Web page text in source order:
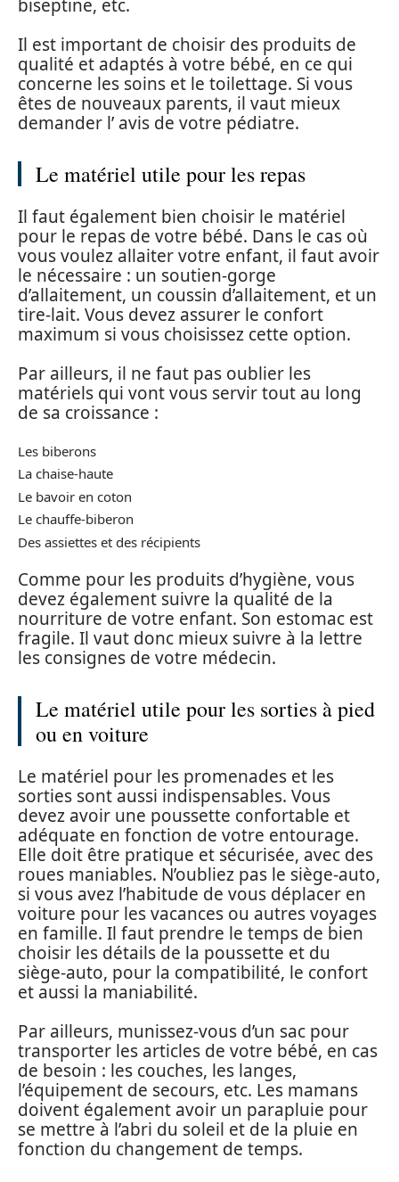
biseptine, etc.
Il est important de choisir des produits de
qualité et adaptés à votre bébé, en ce qui
concerne les soins et le toilettage. Si vous
êtes de nouveaux parents, il vaut mieux
demander l’ avis de votre pédiatre.
Le matériel utile pour les repas
Il faut également bien choisir le matériel
pour le repas de votre bébé. Dans le cas où
vous voulez allaiter votre enfant, il faut avoir
le nécessaire : un soutien-gorge
d’allaitement, un coussin d’allaitement, et un
tire-lait. Vous devez assurer le confort
maximum si vous choisissez cette option.
Par ailleurs, il ne faut pas oublier les
matériels qui vont vous servir tout au long
de sa croissance :
Les biberons
La chaise-haute
Le bavoir en coton
Le chauffe-biberon
Des assiettes et des récipients
Comme pour les produits d’hygiène, vous
devez également suivre la qualité de la
nourriture de votre enfant. Son estomac est
fragile. Il vaut donc mieux suivre à la lettre
les consignes de votre médecin.
Le matériel utile pour les sorties à pied
ou en voiture
Le matériel pour les promenades et les
sorties sont aussi indispensables. Vous
devez avoir une poussette confortable et
adéquate en fonction de votre entourage.
Elle doit être pratique et sécurisée, avec des
roues maniables. N’oubliez pas le siège-auto,
si vous avez l’habitude de vous déplacer en
voiture pour les vacances ou autres voyages
en famille. Il faut prendre le temps de bien
choisir les détails de la poussette et du
siège-auto, pour la compatibilité, le confort
et aussi la maniabilité.
Par ailleurs, munissez-vous d’un sac pour
transporter les articles de votre bébé, en cas
de besoin : les couches, les langes,
l’équipement de secours, etc. Les mamans
doivent également avoir un parapluie pour
se mettre à l’abri du soleil et de la pluie en
fonction du changement de temps.